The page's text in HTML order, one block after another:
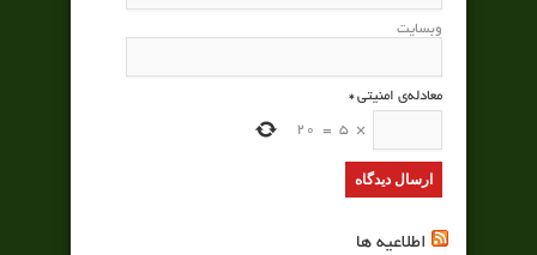
وبسایت
معادله‌ی امنیتی*
×
5
=
20
اطلاعیه ها